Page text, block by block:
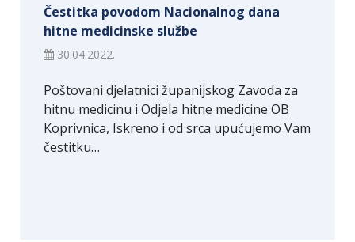
Čestitka povodom Nacionalnog dana
hitne medicinske službe
30.04.2022.
Poštovani djelatnici županijskog Zavoda za
hitnu medicinu i Odjela hitne medicine OB
Koprivnica, Iskreno i od srca upućujemo Vam
čestitku…